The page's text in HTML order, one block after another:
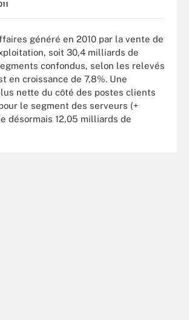
généré en 2010 par la vente de
soit 30,4 milliards de
confondus, selon les relevés
en croissance de 7,8%. Une
nette du côté des postes clients
le segment des serveurs (+
désormais 12,05 milliards de